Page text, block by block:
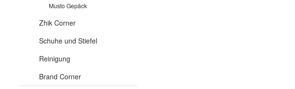
Musto Gepäck
Zhik Corner
Schuhe und Stiefel
Reinigung
Brand Corner